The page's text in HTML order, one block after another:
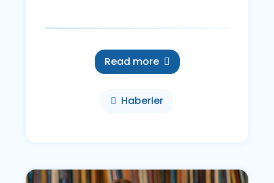
Read more
Haberler